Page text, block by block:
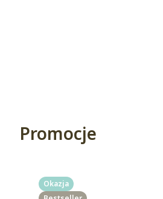
Promocje
Okazja